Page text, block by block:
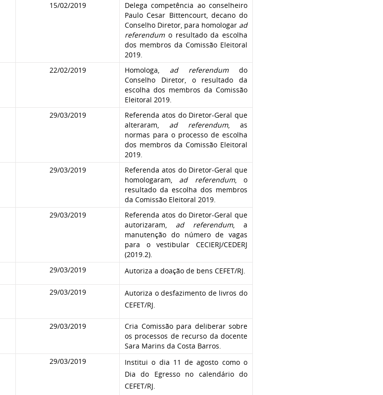
15/02/2019
Delega competência ao conselheiro
Paulo Cesar Bittencourt, decano do
Conselho Diretor, para homologar ad
referendumo resultado da escolha
dos membros da Comissão Eleitoral
2019.
22/02/2019 Homologa, ad referendumdo
Conselho Diretor, o resultado da
escolha dos membros da Comissão
Eleitoral 2019.
29/03/2019
Referenda atos do Diretor-Geral que
alteraram, ad referendum, as
normas para o processo de escolha
dos membros da Comissão Eleitoral
2019.
29/03/2019
Referenda atos do Diretor-Geral que
homologaram, ad referendum, o
resultado da escolha dos membros
da Comissão Eleitoral 2019.
29/03/2019
Referenda atos do Diretor-Geral que
autorizaram, ad referendum, a
manutenção do número de vagas
para o vestibular CECIERJ/CEDERJ
(2019.2).
29/03/2019 Autoriza a doação de bens CEFET/RJ.
29/03/2019
Autoriza o desfazimento de livros do
CEFET/RJ.
29/03/2019
Cria Comissão para deliberar sobre
os processos de recurso da docente
Sara Marins da Costa Barros.
29/03/2019
Institui o dia 11 de agosto como o
Dia do Egresso no calendário do
CEFET/RJ.